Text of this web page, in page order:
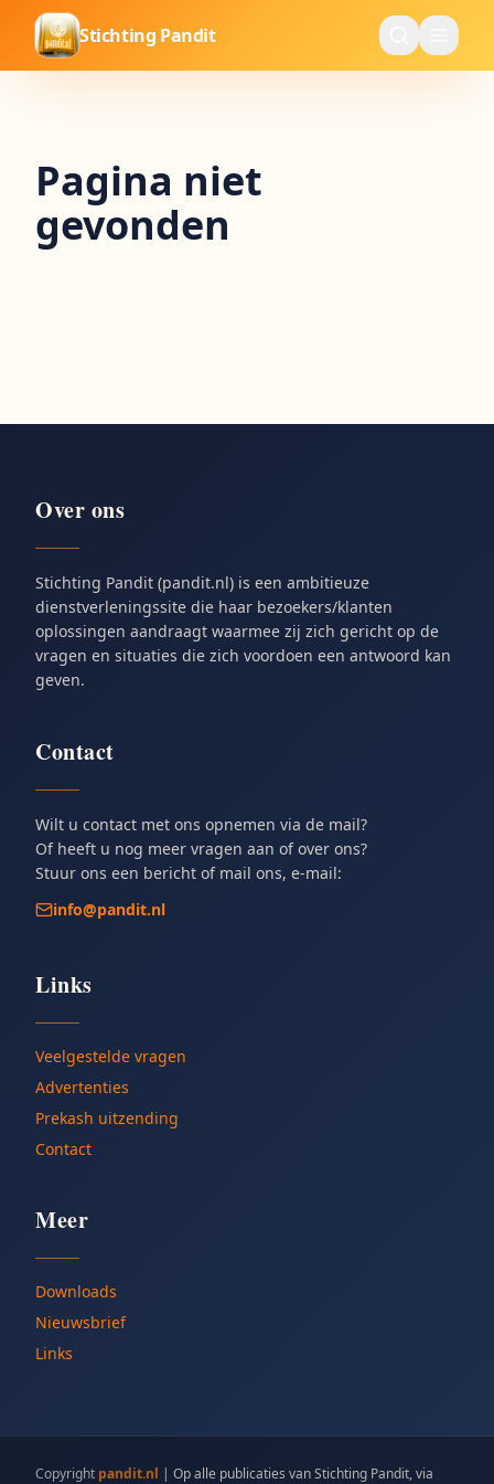
Stichting Pandit
Pagina niet
gevonden
Over ons
Stichting Pandit (pandit.nl) is een ambitieuze
dienstverleningssite die haar bezoekers/klanten
oplossingen aandraagt waarmee zij zich gericht op de
vragen en situaties die zich voordoen een antwoord kan
geven.
Contact
Wilt u contact met ons opnemen via de mail?
Of heeft u nog meer vragen aan of over ons?
Stuur ons een bericht of mail ons, e-mail:
info@pandit.nl
Links
Veelgestelde vragen
Advertenties
Prekash uitzending
Contact
Meer
Downloads
Nieuwsbrief
Links
Copyright pandit.nl | Op alle publicaties van Stichting Pandit, via